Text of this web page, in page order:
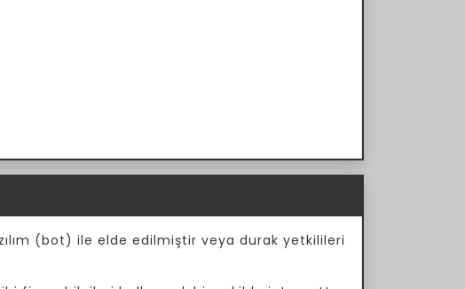
(bot) ile elde edilmiştir veya durak yetkilileri